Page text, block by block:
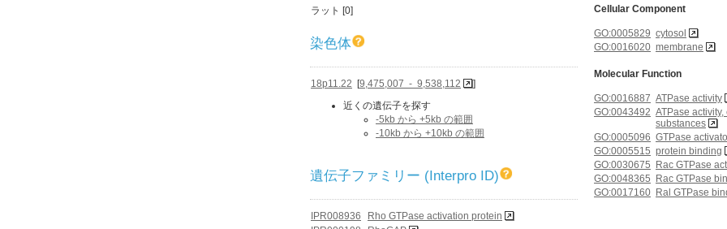
ラット [0]
染色体
18p11.22 [9,475,007 - 9,538,112
]
近くの遺伝子を探す
-5kb から +5kb の範囲
-10kb から +10kb の範囲
遺伝子ファミリー (Interpro ID)
IPR008936
Rho GTPase activation protein
Cellular Component
GO:0005829 cytosol
GO:0016020 membrane
Molecular Function
GO:0016887 ATPase activity
GO:0043492 ATPase
substances
GO:0005096 GTPase
GO:0005515 protein binding
GO:0030675
Rac GTPase
GO:0048365
Rac GTPase
GO:0017160 Ral GTPase